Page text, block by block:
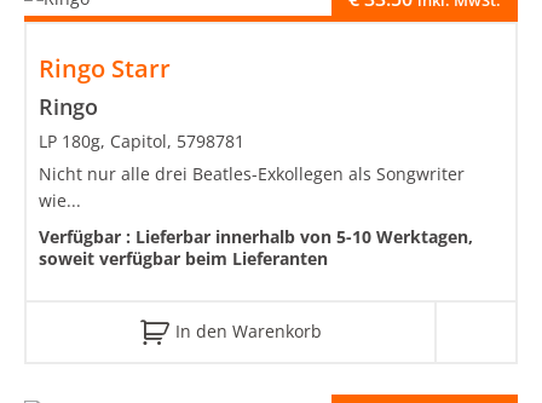
Ringo Starr
Ringo
LP 180g, Capitol, 5798781
Nicht nur alle drei Beatles-Exkollegen als Songwriter
wie...
Verfügbar : Lieferbar innerhalb von 5-10 Werktagen,
soweit verfügbar beim Lieferanten
In den Warenkorb